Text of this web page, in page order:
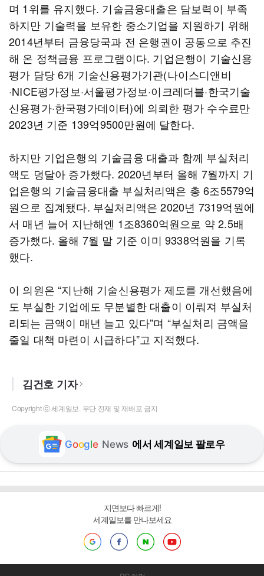
며 1위를 유지했다. 기술금융대출은 담보력이 부족
하지만 기술력을 보유한 중소기업을 지원하기 위해
2014년부터 금융당국과 전 은행권이 공동으로 추진
해 온 정책금융 프로그램이다. 기업은행이 기술신용
평가 담당 6개 기술신용평가기관(나이스디앤비
·NICE평가정보·서울평가정보·이크레더블·한국기술
신용평가·한국평가데이터)에 의뢰한 평가 수수료만
2023년 기준 139억9500만원에 달한다.
하지만 기업은행의 기술금융 대출과 함께 부실처리
액도 덩달아 증가했다. 2020년부터 올해 7월까지 기
업은행의 기술금융대출 부실처리액은 총 6조5579억
원으로 집계됐다. 부실처리액은 2020년 7319억원에
서 매년 늘어 지난해엔 1조8360억원으로 약 2.5배
증가했다. 올해 7월 말 기준 이미 9338억원을 기록
했다.
이 의원은 “지난해 기술신용평가 제도를 개선했음에
도 부실한 기업에도 무분별한 대출이 이뤄져 부실처
리되는 금액이 매년 늘고 있다”며 “부실처리 금액을
줄일 대책 마련이 시급하다”고 지적했다.
김건호 기자
Copyright ⓒ 세계일보. 무단 전재 및 재배포 금지
Google News 에서 세계일보 팔로우
지면보다 빠르게!
세계일보를 만나보세요